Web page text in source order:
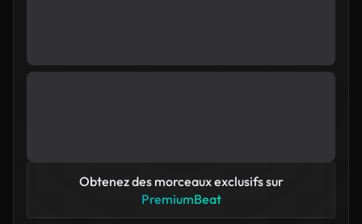
Obtenez des morceaux exclusifs sur
PremiumBeat